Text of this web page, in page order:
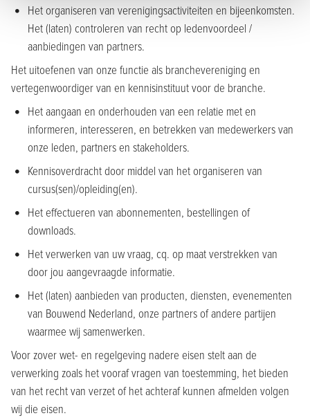
Het organiseren van verenigingsactiviteiten en bijeenkomsten.
Het (laten) controleren van recht op ledenvoordeel /
aanbiedingen van partners.
Het uitoefenen van onze functie als branchevereniging en
vertegenwoordiger van en kennisinstituut voor de branche.
Het aangaan en onderhouden van een relatie met en
informeren, interesseren, en betrekken van medewerkers van
onze leden, partners en stakeholders.
Kennisoverdracht door middel van het organiseren van
cursus(sen)/opleiding(en).
Het effectueren van abonnementen, bestellingen of
downloads.
Het verwerken van uw vraag, cq. op maat verstrekken van
door jou aangevraagde informatie.
Het (laten) aanbieden van producten, diensten, evenementen
van Bouwend Nederland, onze partners of andere partijen
waarmee wij samenwerken.
Voor zover wet- en regelgeving nadere eisen stelt aan de
verwerking zoals het vooraf vragen van toestemming, het bieden
van het recht van verzet of het achteraf kunnen afmelden volgen
wij die eisen.